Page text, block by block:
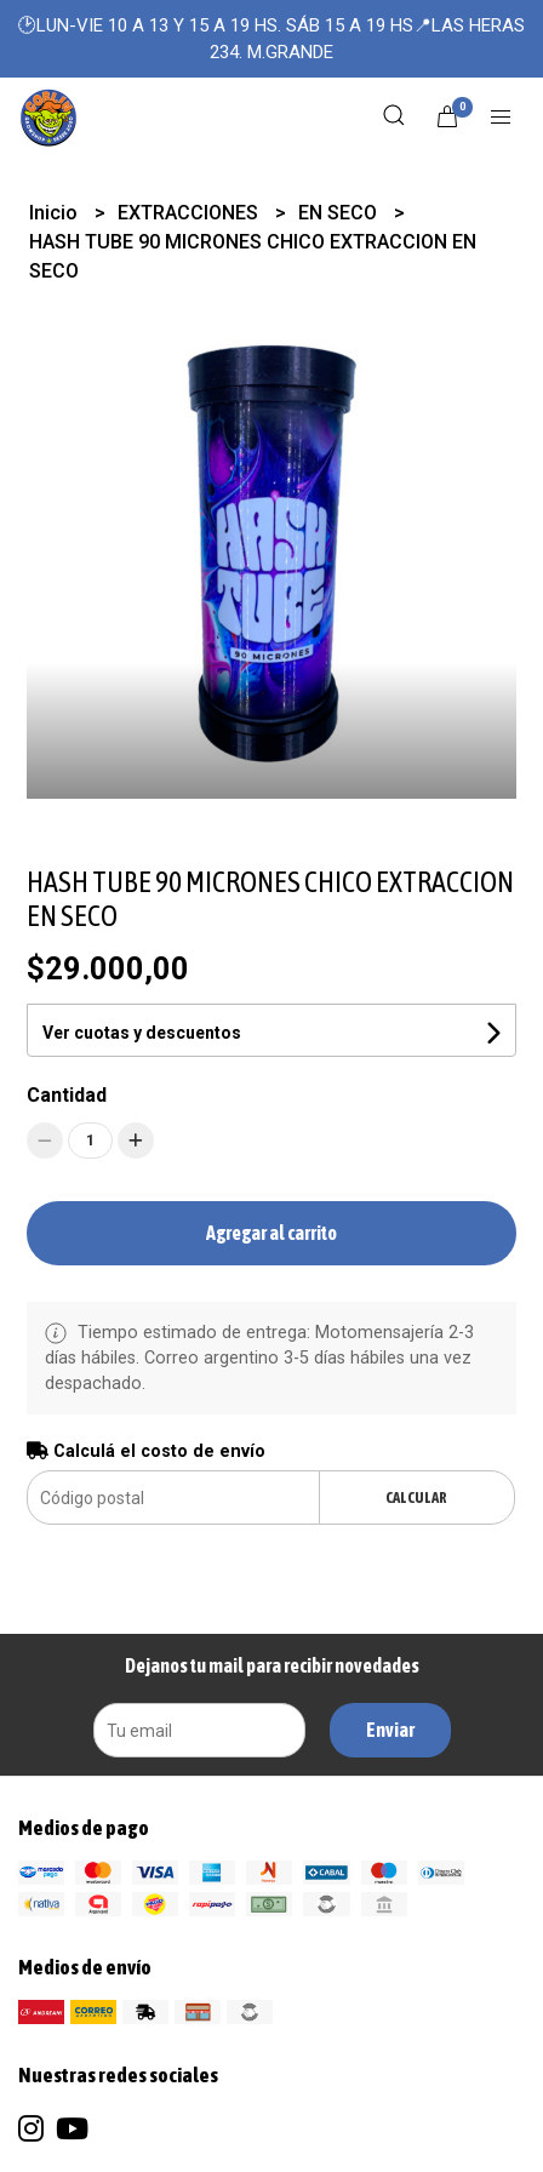
🕑LUN-VIE 10 A 13 Y 15 A 19 HS. SÁB 15 A 19 HS📍LAS HERAS
234. M.GRANDE
0
Inicio EXTRACCIONES
EN SECO
HASH TUBE 90 MICRONES CHICO EXTRACCION EN
SECO
HASH TUBE 90 MICRONES CHICO EXTRACCION
EN SECO
$29.000,00
Ver cuotas y descuentos
Cantidad
1
Agregar al carrito
Tiempo estimado de entrega: Motomensajería 2-3
días hábiles. Correo argentino 3-5 días hábiles una vez
despachado.
Calculá el costo de envío
CALCULAR
Dejanos tu mail para recibir novedades
Enviar
Medios de pago
Medios de envío
Nuestras redes sociales